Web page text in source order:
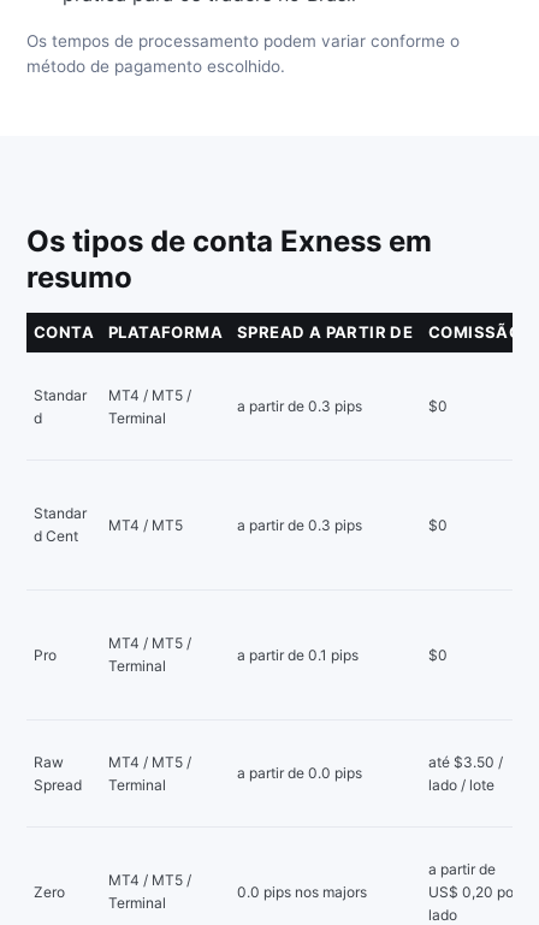
Os tempos de processamento podem variar conforme o
método de pagamento escolhido.
Os tipos de conta Exness em
resumo
CONTA PLATAFORMA SPREAD A PARTIR DE COMISSÃO
Standar
d
MT4 / MT5 /
Terminal
a partir de 0.3 pips $0
Standar
d Cent
MT4 / MT5 a partir de 0.3 pips $0
Pro
MT4 / MT5 /
Terminal
a partir de 0.1 pips $0
Raw
Spread
MT4 / MT5 /
Terminal
a partir de 0.0 pips
até $3.50 /
lado / lote
Zero
MT4 / MT5 /
Terminal
0.0 pips nos majors
a partir de
US$ 0,20 por
lado